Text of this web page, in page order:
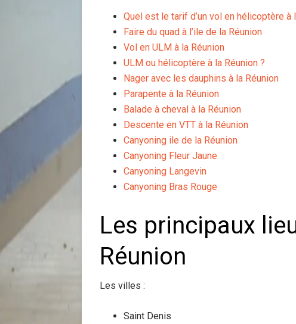
Quel est le tarif d’un vol en hélicoptère à
Faire du quad à l’ile de la Réunion
Vol en ULM à la Réunion
ULM ou hélicoptère à la Réunion ?
Nager avec les dauphins à la Réunion
Parapente à la Réunion
Balade à cheval à la Réunion
Descente en VTT à la Réunion
Canyoning ile de la Réunion
Canyoning Fleur Jaune
Canyoning Langevin
Canyoning Bras Rouge
Les principaux
Réunion
Les villes :
Saint Denis